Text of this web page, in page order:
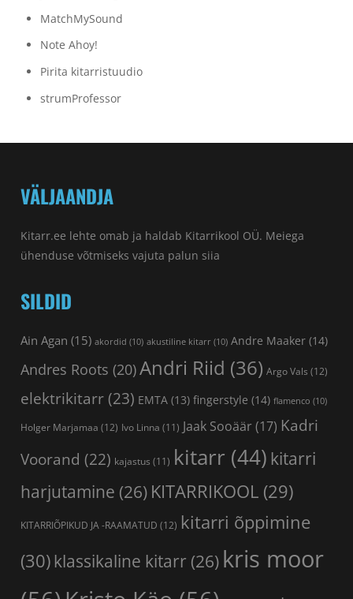
MatchMySound
Note Ahoy!
Pirita kitarristuudio
strumProfessor
VÄLJAANDJA
Kitarr.ee lehte omab ja haldab Kitarrikool OÜ. Meiega
ühenduse võtmiseks vajuta palun siia
SILDID
Ain Agan (15) akordid (10) akustiline kitarr (10) Andre Maaker (14)
Andres Roots (20)Andri Riid (36) Argo Vals (12)
elektrikitarr(23) EMTA (13) fingerstyle (14) flamenco (10)
Holger Marjamaa (12) Ivo Linna (11) Jaak Sooäär(17) Kadri
Voorand (22) kajastus (11) kitarr (44) kitarri
harjutamine (26) KITARRIKOOL (29)
KITARRIÕPIKUD JA -RAAMATUD (12) kitarri õppimine
(30) klassikaline kitarr (26) kris moor